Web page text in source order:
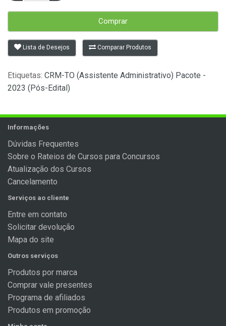
Comprar
Lista de Desejos Comparar Produtos
Etiquetas: CRM-TO (Assistente Administrativo) Pacote -
2023 (Pós-Edital)
Informações
Dúvidas Frequentes
Sobre o Rateios de Cursos para Concursos
Atualização dos Cursos
Cancelamento
Serviços ao cliente
Entre em contato
Solicitar devolução
Mapa do site
Outros serviços
Produtos por marca
Comprar vale presentes
Programa de afiliados
Produtos em promoção